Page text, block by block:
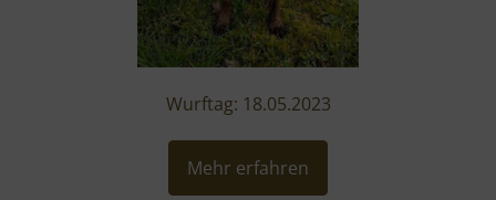
Wurftag: 18.05.2023
Mehr erfahren